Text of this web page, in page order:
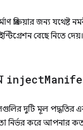
প্রক্রিয়ার জন্য
বেছে নিতে
inject
দুটি মূল পদ্ধতির
নির্ভর করে আপনার